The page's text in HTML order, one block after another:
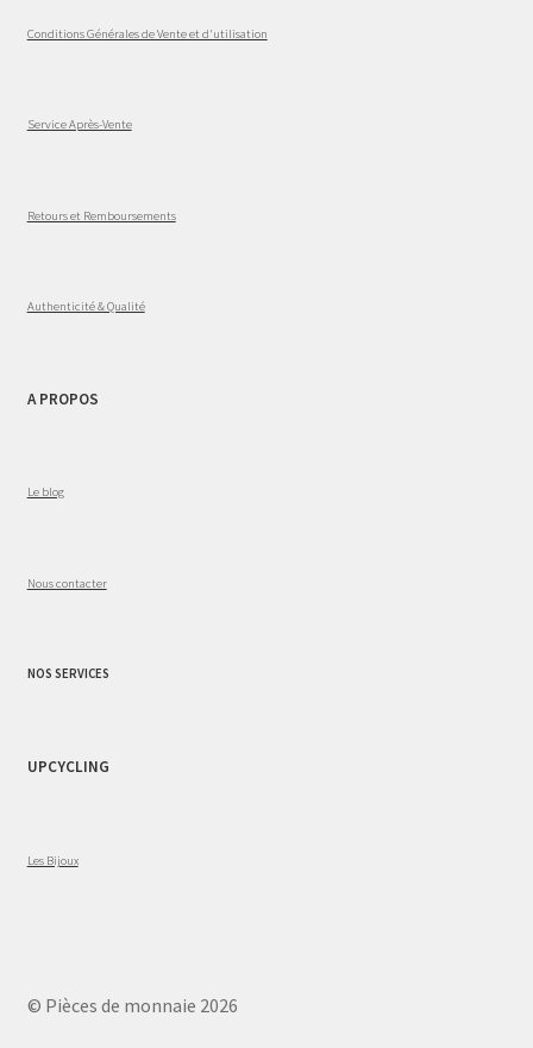
Conditions Générales de Vente et d'utilisation
Service Après-Vente
Retours et Remboursements
Authenticité & Qualité
A PROPOS
Le blog
Nous contacter
NOS SERVICES
UPCYCLING
Les Bijoux
© Pièces de monnaie 2026